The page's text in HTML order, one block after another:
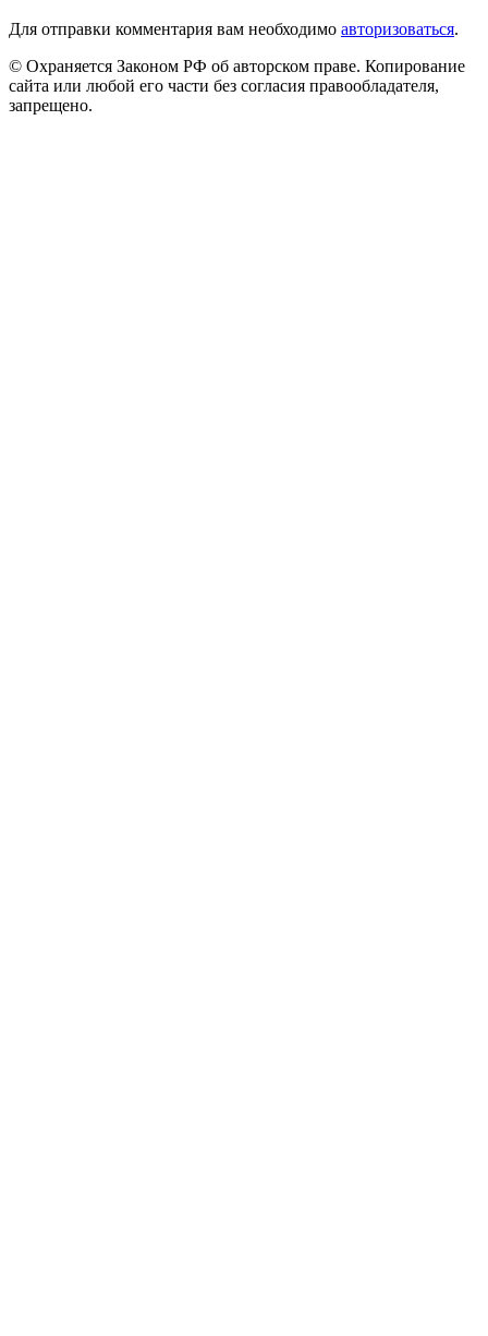
Для отправки комментария вам необходимо авторизоваться.
© Охраняется Законом РФ об авторском праве. Копирование
сайта или любой его части без согласия правообладателя,
запрещено.